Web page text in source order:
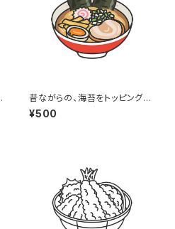
昔ながらの、海苔をトッピングし
た醤油ラーメン（線画カラー）の
イラスト
¥500